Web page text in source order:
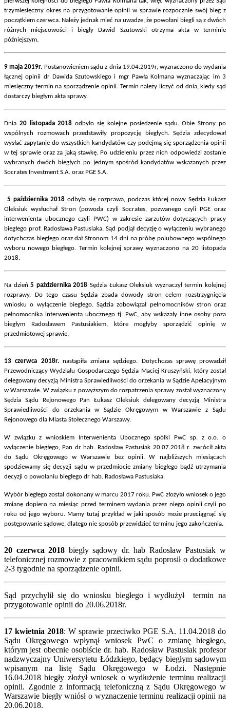
trzymiesięczny okres na przygotowanie opinii w sprawie rozpocznie swój bieg z
początkiem czerwca. Należy jednak mieć na uwadze, że powołani biegli są z dwóch
różnych miejscowości i biegły Dawid Szutowski otrzyma akta w terminie
późniejszym.
9 maja 2019r.-Postanowieniem sądu z dnia 19.04.2019r, wyznaczono do wydania
łącznej opinii dr Dawida Szutowskiego i mgr Pawła Kolmana wyznaczając im 3
miesięczny termin na sporządzenie opinii. Termin należy liczyć od dnia, kiedy sąd
dostarczy biegłym akta sprawy.
Dnia 20 listopada 2018odbyło się kolejne posiedzenie sądu. Obie Strony po
wspólnych rozmowach przedstawiły propozycję biegłych. Sędzia zdecydował
wysłać zapytanie do wszystkich kandydatów czy podejmą się sporządzenia opinii
w tej sprawie oraz za jaką stawkę. Po udzieleniu przez nich odpowiedzi zostanie
wybranych dwóch biegłych po jednym spośród kandydatów wskazanych przez
Socrates Investment S.A. oraz PGE S.A.
5 października 2018 odbyła się rozprawa, podczas której nowy Sędzia Łukasz
Oleksiuk wysłuchał Stron (powoda czyli Socrates, pozwanego czyli PGE oraz
interwenienta ubocznego czyli PWC) w zakresie zarzutów dotyczących pracy
biegłego prof. Radosława Pastusiaka. Sąd podjął decyzję o wyłączeniu wybranego
dotychczas biegłego oraz dał Stronom 14 dni na próbę polubownego wspólnego
wyboru nowego biegłego. Termin kolejnej sprawy wyznaczono na 20 listopada
2018.
Na dzień5 października 2018 Sędzia Łukasz Oleksiuk wyznaczył termin kolejnej
rozprawy. Do tego czasu Sędzia zbada dowody stron celem rozstrzygnięcia
wniosku o wyłączenie biegłego. Sądzia zobowiązał pełnomocników stron oraz
pełnomocnika interwenienta ubocznego tj. PwC, aby wskazały inne osoby poza
biegłym Radosławem Pastusiakiem, które mogłyby sporządzić opinię w
przedmiotowej sprawie.
13 czerwca 2018r.nastąpiła zmiana sędziego. Dotychczas sprawę prowadził
Przewodniczący Wydziału Gospodarczego Sędzia Maciej Kruszyński, który został
delegowany decyzją Ministra Sprawiedliwości do orzekania w Sądzie Apelacyjnym
w Warszawie. W związku z powyższym do rozpatrzenia sprawy został wyznaczony
Sędzia Sądu Rejonowego Pan Łukasz Oleksiuk delegowany decyzją Ministra
Sprawiedliwości do orzekania w Sądzie Okręgowym w Warszawie z Sądu
Rejonowego dla Miasta Stołecznego Warszawy.
W związku z wnioskiem Interwenienta Ubocznego spółki PwC sp. z o.o. o
wyłączenie biegłego, Pan dr hab. Radosław Pastusiak 20.07.2018 r. zwrócił akta
do Sądu Okręgowego w Warszawie bez opinii. W najbliższych miesiącach
spodziewamy się decyzji sądu w przedmiocie zmiany biegłego bądź utrzymania
decyzji o powołaniu biegłego dr hab. Radosława Pastusiaka.
Wybór biegłego został dokonany w marcu 2017 roku. PwC złożyło wniosek o jego
zmianę dopiero na miesiąc przed terminem wydania przez niego opinii czyli po
roku od jego wyboru. Mamy tutaj przykład w jaki sposób może przeciągnąć się
postępowanie sądowe, dlatego nie sposób przewidzieć terminu jego zakończenia.
20 czerwca 2018 biegły sądowy dr. hab Radosław Pastusiak w
telefonicznej rozmowie z pracownikiem sądu poprosił o dodatkowe
2-3 tygodnie na sporządzenie opinii.
Sąd przychylił się do wniosku biegłego i wydłużył termin na
przygotowanie opinii do 20.06.2018r.
17 kwietnia 2018: W sprawie przeciwko PGE S.A. 11.04.2018 do
Sądu Okręgowego wpłynął wniosek PwC o zmianę biegłego,
którym jest obecnie osobiście dr. hab. Radosław Pastusiak profesor
nadzwyczajny Uniwersytetu Łódzkiego, będący biegłym sądowym
wpisanym na listę Sądu Okręgowego w Łodzi. Następnie
16.04.2018 biegły złożył wniosek o wydłużenie terminu realizacji
opinii. Zgodnie z informacją telefoniczną z Sądu Okręgowego w
Warszawie biegły wniósł o wyznaczenie terminu realizacji opinii na
20.06.2018.